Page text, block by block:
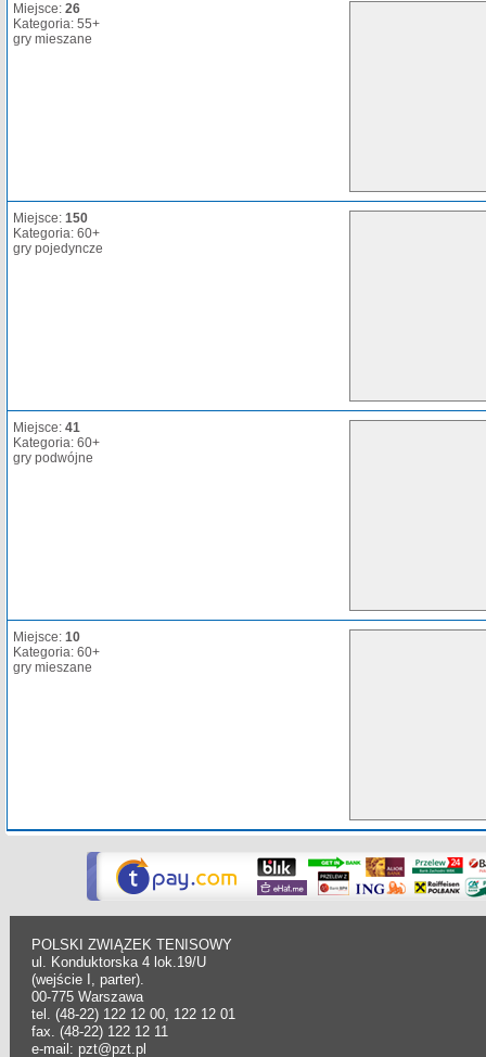
Miejsce: 26
Kategoria: 55+
gry mieszane
Miejsce: 150
Kategoria: 60+
gry pojedyncze
Miejsce: 41
Kategoria: 60+
gry podwójne
Miejsce: 10
Kategoria: 60+
gry mieszane
POLSKI ZWIĄZEK TENISOWY
ul. Konduktorska 4 lok.19/U
(wejście I, parter).
00-775 Warszawa
tel. (48-22) 122 12 00, 122 12 01
fax. (48-22) 122 12 11
e-mail: pzt@pzt.pl